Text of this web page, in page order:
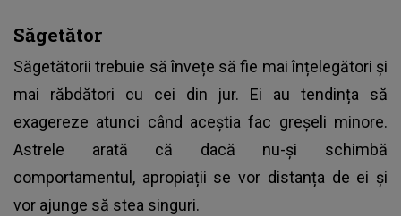
Săgetător
Săgetătorii trebuie să învețe să fie mai înțelegători și
mai răbdători cu cei din jur. Ei au tendința să
exagereze atunci când aceștia fac greșeli minore.
Astrele arată că dacă nu-și schimbă
comportamentul, apropiații se vor distanța de ei și
vor ajunge să stea singuri.